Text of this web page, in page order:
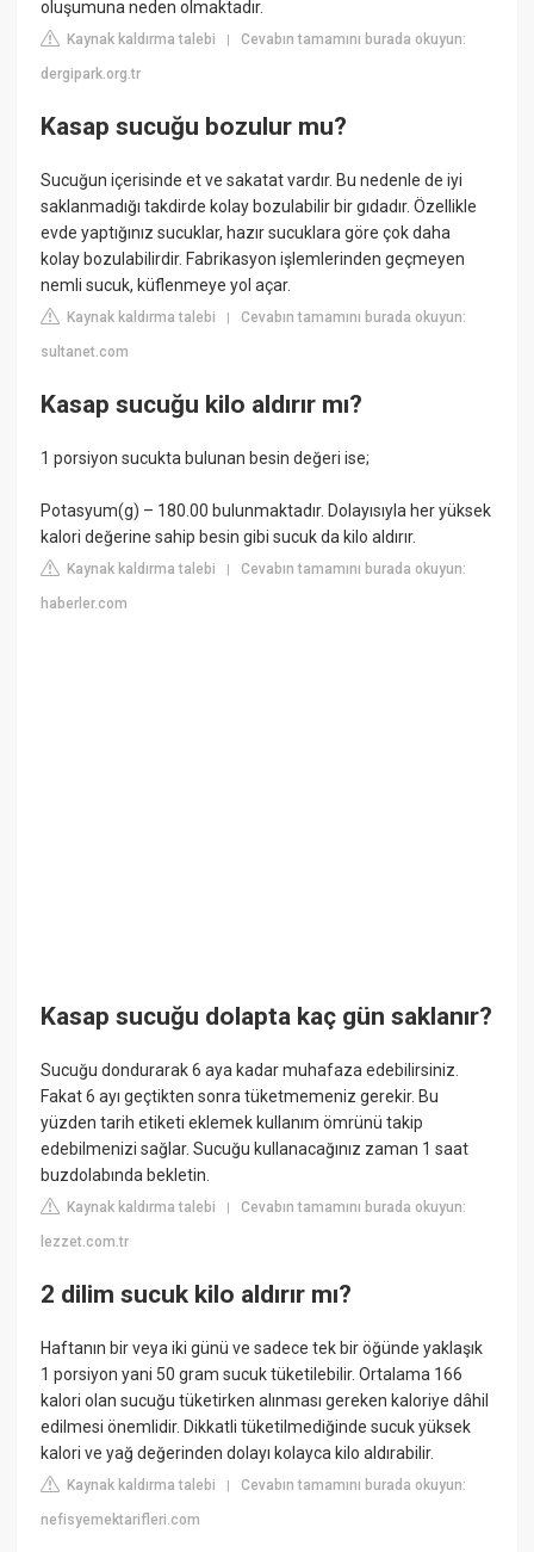
oluşumuna neden olmaktadır.
Kaynak kaldırma talebi |Cevabın tamamını burada okuyun:
dergipark.org.tr
Kasap sucuğu bozulur mu?
Sucuğun içerisinde et ve sakatat vardır. Bu nedenle de iyi
saklanmadığı takdirde kolay bozulabilir bir gıdadır. Özellikle
evde yaptığınız sucuklar, hazır sucuklara göre çok daha
kolay bozulabilirdir. Fabrikasyon işlemlerinden geçmeyen
nemli sucuk, küflenmeye yol açar.
Kaynak kaldırma talebi |Cevabın tamamını burada okuyun:
sultanet.com
Kasap sucuğu kilo aldırır mı?
1 porsiyon sucukta bulunan besin değeri ise;
Potasyum(g) – 180.00 bulunmaktadır. Dolayısıyla her yüksek
kalori değerine sahip besin gibi sucuk da kilo aldırır.
Kaynak kaldırma talebi |Cevabın tamamını burada okuyun:
haberler.com
Kasap sucuğu dolapta kaç gün saklanır?
Sucuğu dondurarak 6 aya kadar muhafaza edebilirsiniz.
Fakat 6 ayı geçtikten sonra tüketmemeniz gerekir. Bu
yüzden tarih etiketi eklemek kullanım ömrünü takip
edebilmenizi sağlar. Sucuğu kullanacağınız zaman 1 saat
buzdolabında bekletin.
Kaynak kaldırma talebi |Cevabın tamamını burada okuyun:
lezzet.com.tr
2 dilim sucuk kilo aldırır mı?
Haftanın bir veya iki günü ve sadece tek bir öğünde yaklaşık
1 porsiyon yani 50 gram sucuk tüketilebilir. Ortalama 166
kalori olan sucuğu tüketirken alınması gereken kaloriye dâhil
edilmesi önemlidir. Dikkatli tüketilmediğinde sucuk yüksek
kalori ve yağ değerinden dolayı kolayca kilo aldırabilir.
Kaynak kaldırma talebi |Cevabın tamamını burada okuyun:
nefisyemektarifleri.com